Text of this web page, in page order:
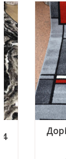
Доріжка